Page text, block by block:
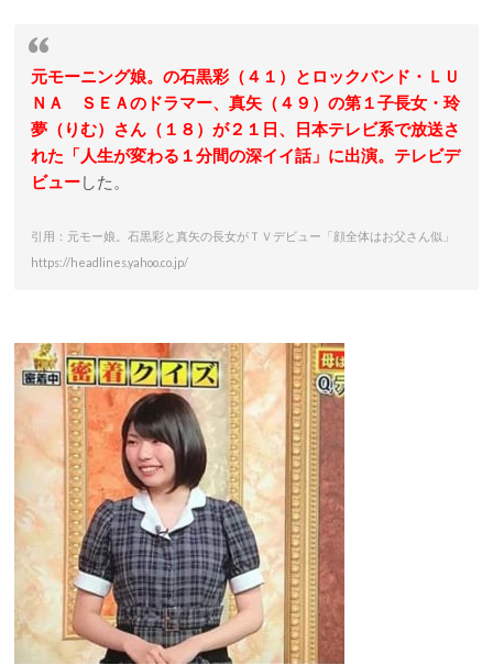
元モーニング娘。の石黒彩（４１）とロックバンド・ＬＵ
ＮＡ ＳＥＡのドラマー、真矢（４９）の第１子長女・玲
夢（りむ）さん（１８）が２１日、日本テレビ系で放送さ
れた「人生が変わる１分間の深イイ話」に出演。テレビデ
ビューした。
引用：元モー娘。石黒彩と真矢の長女がＴＶデビュー「顔全体はお父さん似」
https://headlines.yahoo.co.jp/